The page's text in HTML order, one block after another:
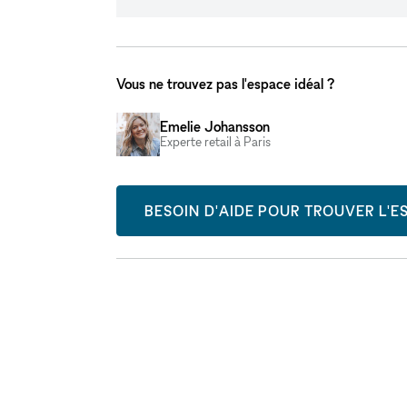
Vous ne trouvez pas l'espace idéal ?
Emelie Johansson
Experte retail à Paris
BESOIN D'AIDE POUR TROUVER